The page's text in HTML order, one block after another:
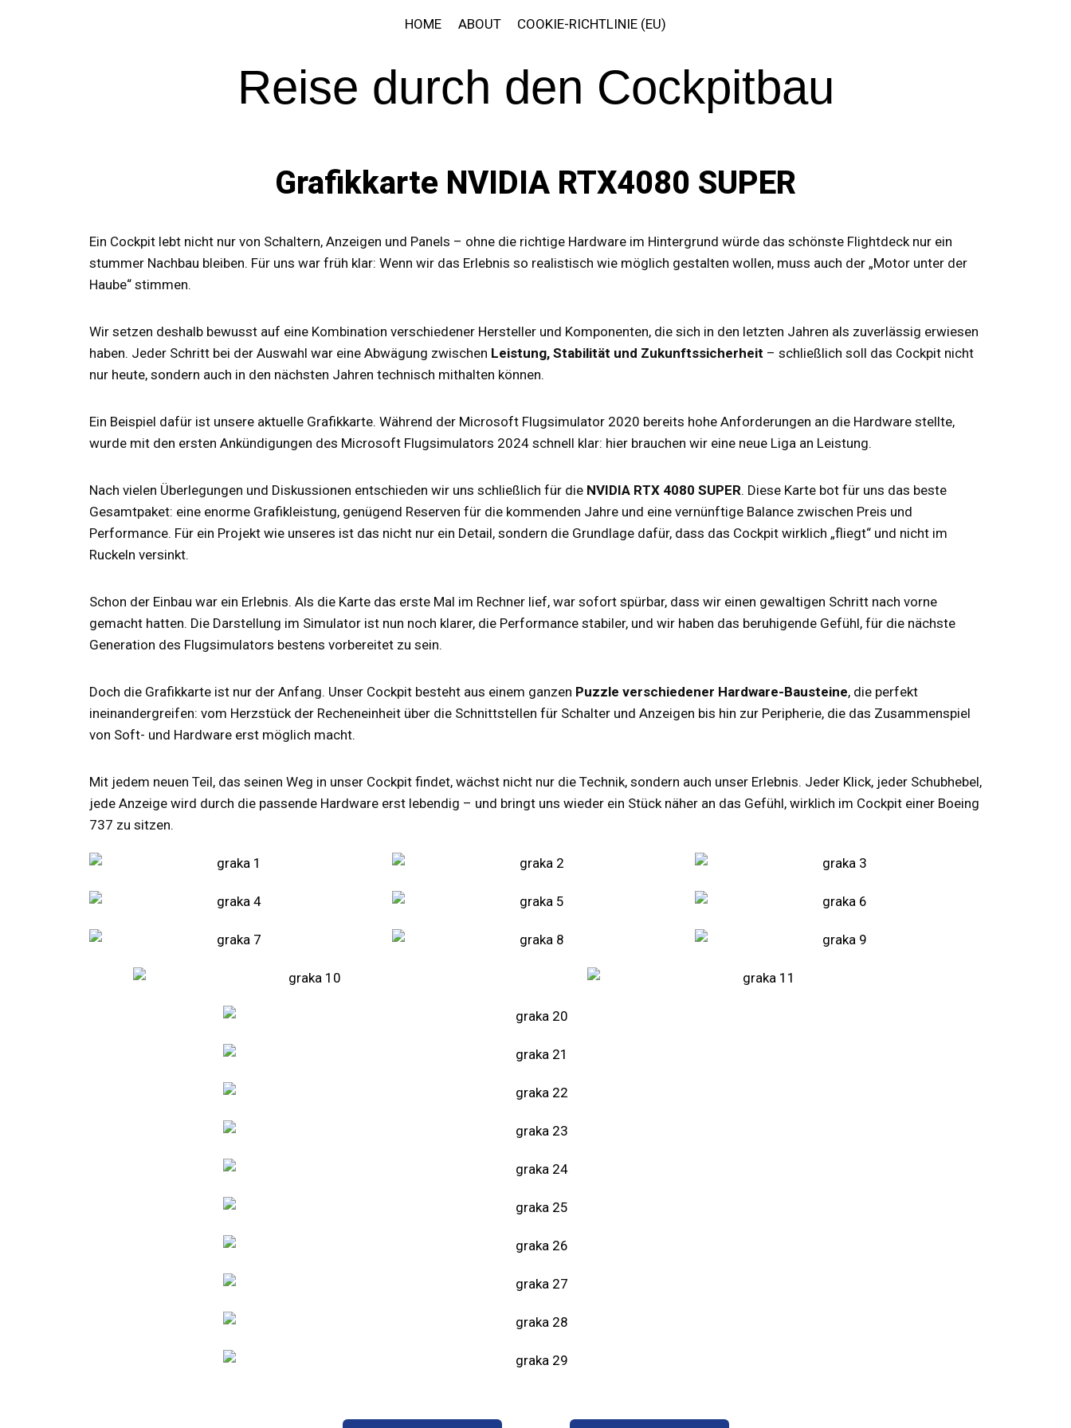
HOME ABOUT COOKIE-RICHTLINIE (EU)
Reise durch den Cockpitbau
Grafikkarte NVIDIA RTX4080 SUPER
Ein Cockpit lebt nicht nur von Schaltern, Anzeigen und Panels – ohne die richtige Hardware im Hintergrund würde das schönste Flightdeck nur ein
stummer Nachbau bleiben. Für uns war früh klar: Wenn wir das Erlebnis so realistisch wie möglich gestalten wollen, muss auch der „Motor unter der
Haube“ stimmen.
Wir setzen deshalb bewusst auf eine Kombination verschiedener Hersteller und Komponenten, die sich in den letzten Jahren als zuverlässig erwiesen
haben. Jeder Schritt bei der Auswahl war eine Abwägung zwischen Leistung, Stabilität und Zukunftssicherheit – schließlich soll das Cockpit nicht
nur heute, sondern auch in den nächsten Jahren technisch mithalten können.
Ein Beispiel dafür ist unsere aktuelle Grafikkarte. Während der Microsoft Flugsimulator 2020 bereits hohe Anforderungen an die Hardware stellte,
wurde mit den ersten Ankündigungen des Microsoft Flugsimulators 2024 schnell klar: hier brauchen wir eine neue Liga an Leistung.
Nach vielen Überlegungen und Diskussionen entschieden wir uns schließlich für die NVIDIA RTX 4080 SUPER. Diese Karte bot für uns das beste
Gesamtpaket: eine enorme Grafikleistung, genügend Reserven für die kommenden Jahre und eine vernünftige Balance zwischen Preis und
Performance. Für ein Projekt wie unseres ist das nicht nur ein Detail, sondern die Grundlage dafür, dass das Cockpit wirklich „fliegt“ und nicht im
Ruckeln versinkt.
Schon der Einbau war ein Erlebnis. Als die Karte das erste Mal im Rechner lief, war sofort spürbar, dass wir einen gewaltigen Schritt nach vorne
gemacht hatten. Die Darstellung im Simulator ist nun noch klarer, die Performance stabiler, und wir haben das beruhigende Gefühl, für die nächste
Generation des Flugsimulators bestens vorbereitet zu sein.
Doch die Grafikkarte ist nur der Anfang. Unser Cockpit besteht aus einem ganzen Puzzle verschiedener Hardware-Bausteine, die perfekt
ineinandergreifen: vom Herzstück der Recheneinheit über die Schnittstellen für Schalter und Anzeigen bis hin zur Peripherie, die das Zusammenspiel
von Soft- und Hardware erst möglich macht.
Mit jedem neuen Teil, das seinen Weg in unser Cockpit findet, wächst nicht nur die Technik, sondern auch unser Erlebnis. Jeder Klick, jeder Schubhebel,
jede Anzeige wird durch die passende Hardware erst lebendig – und bringt uns wieder ein Stück näher an das Gefühl, wirklich im Cockpit einer Boeing
737 zu sitzen.